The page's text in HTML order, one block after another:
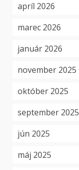
apríl 2026
marec 2026
január 2026
november 2025
október 2025
september 2025
jún 2025
máj 2025